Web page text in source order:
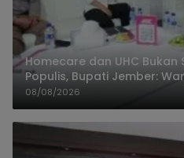
Homecare dan UHC
Populis, Bupati Jember:
Akses Dokter Keluarga
08/08/2026